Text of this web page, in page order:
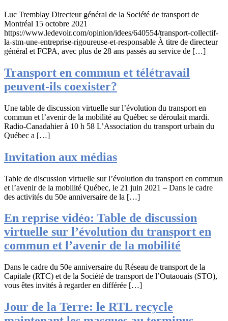
Luc Tremblay Directeur général de la Société de transport de
Montréal 15 octobre 2021
https://www.ledevoir.com/opinion/idees/640554/transport-collectif-
la-stm-une-entreprise-rigoureuse-et-responsable À titre de directeur
général et FCPA, avec plus de 28 ans passés au service de […]
Transport en commun et télétravail
peuvent-ils coexister?
Une table de discussion virtuelle sur l’évolution du transport en
commun et l’avenir de la mobilité au Québec se déroulait mardi.
Radio-Canadahier à 10 h 58 L’Association du transport urbain du
Québec a […]
Invitation aux médias
Table de discussion virtuelle sur l’évolution du transport en commun
et l’avenir de la mobilité Québec, le 21 juin 2021 – Dans le cadre
des activités du 50e anniversaire de la […]
En reprise vidéo: Table de discussion
virtuelle sur l’évolution du transport en
commun et l’avenir de la mobilité
Dans le cadre du 50e anniversaire du Réseau de transport de la
Capitale (RTC) et de la Société de transport de l’Outaouais (STO),
vous êtes invités à regarder en différée […]
Jour de la Terre: le RTL recycle